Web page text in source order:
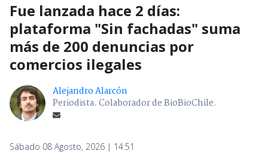
Fue lanzada hace 2 días:
plataforma "Sin fachadas" suma
más de 200 denuncias por
comercios ilegales
Alejandro Alarcón
Periodista. Colaborador de BioBioChile.
Sábado 08 Agosto, 2026 | 14:51